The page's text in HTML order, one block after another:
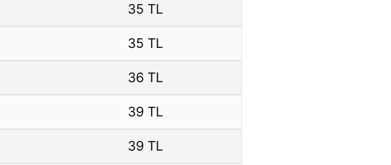
35 TL
35 TL
36 TL
39 TL
39 TL